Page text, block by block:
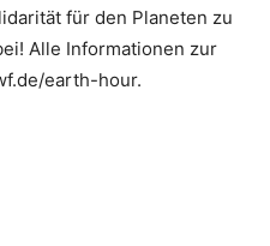
für den Planeten zu
Alle Informationen zur
earth-hour.